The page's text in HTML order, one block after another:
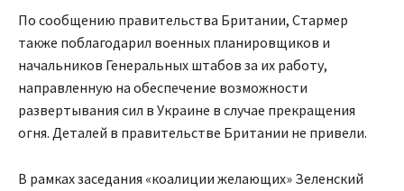
По сообщению правительства Британии, Стармер
также поблагодарил военных планировщиков и
начальников Генеральных штабов за их работу,
направленную на обеспечение возможности
развертывания сил в Украине в случае прекращения
огня. Деталей в правительстве Британии не привели.
В рамках заседания «коалиции желающих» Зеленский